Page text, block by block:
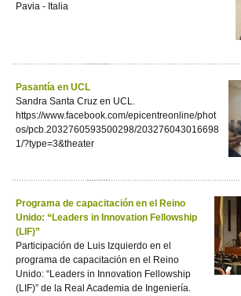
Pavia - Italia
Pasantía en UCL
Sandra Santa Cruz en UCL.
https://www.facebook.com/epicentreonline/phot
os/pcb.2032760593500298/203276043016698
1/?type=3&theater
Programa de capacitación en el Reino
Unido: “Leaders in Innovation Fellowship
(LIF)”
Participación de Luis Izquierdo en el
programa de capacitación en el Reino
Unido: “Leaders in Innovation Fellowship
(LIF)” de la Real Academia de Ingeniería.